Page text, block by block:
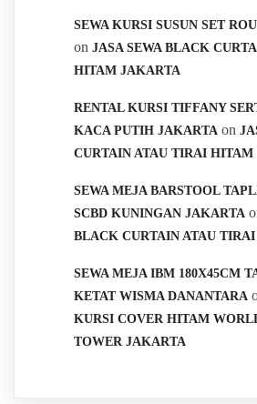
SEWA KURSI SUSUN SET
on JASA SEWA BLACK
HITAM JAKARTA
RENTAL KURSI TIFFANY
KACA PUTIH JAKARTA on
CURTAIN ATAU TIRAI HITAM
SEWA MEJA BARSTOOL
SCBD KUNINGAN JAKARTA
BLACK CURTAIN ATAU
SEWA MEJA IBM 180X45CM
KETAT WISMA DANANTARA
KURSI COVER HITAM
TOWER JAKARTA